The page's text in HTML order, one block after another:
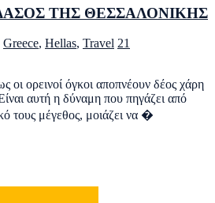
ΤΗΣ ΘΕΣΣΑΛΟΝΙΚΗΣ
Greece, Hellas, Travel 21
οι ορεινοί όγκοι αποπνέουν δέος χάρη
αυτή η δύναμη που πηγάζει από
τους μέγεθος, μοιάζει να �